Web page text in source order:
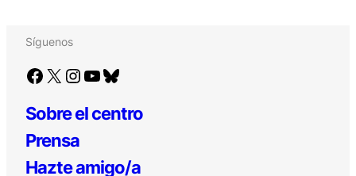
Síguenos
Facebook X Instagram YouTube Bluesky
Sobre el centro
Prensa
Hazte amigo/a